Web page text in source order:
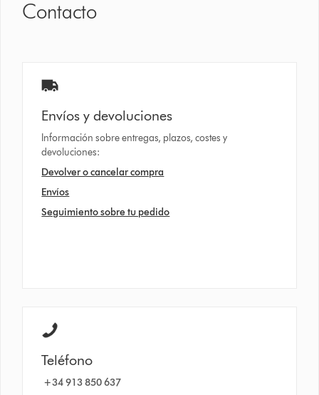
Contacto
Envíos y devoluciones
Información sobre entregas, plazos, costes y
devoluciones:
Devolver o cancelar compra
Envíos
Seguimiento sobre tu pedido
Teléfono
+34 913 850 637